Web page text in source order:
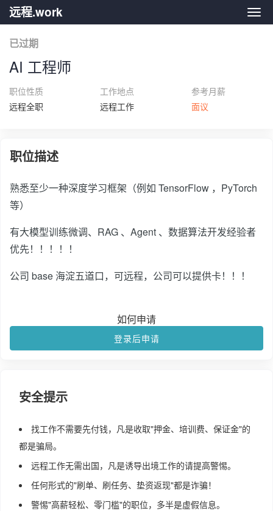
远
远程.work
已过期
AI 工程师
职位性质
远程全职
工作地点
远程工作
参考月薪
面议
职位描述
熟悉至少一种深度学习框架（例如 TensorFlow ，PyTorch
等）
有大模型训练微调、RAG 、Agent 、数据算法开发经验者
优先！！！！！
公司 base 海淀五道口，可远程，公司可以提供卡！！！
如何申请
登录后申请
安全提示
找工作不需要先付钱，凡是收取"押金、培训费、保证金"的
都是骗局。
远程工作无需出国，凡是诱导出境工作的请提高警惕。
任何形式的"刷单、刷任务、垫资返现"都是诈骗！
警惕"高薪轻松、零门槛"的职位，多半是虚假信息。